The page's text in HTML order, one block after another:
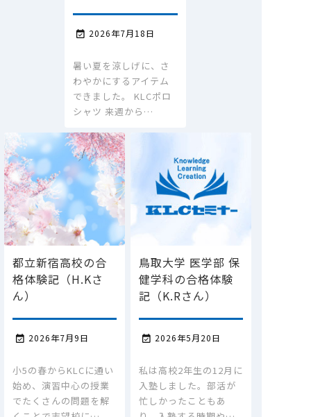
 2026年7月18日
暑い夏を涼しげに、さ
わやかにするアイテム
できました。 KLCポロ
シャツ 来週から…
都立新宿高校の合
格体験記（H.Kさ
ん）
 2026年7月9日
小5の春からKLCに通い
始め、演習中心の授業
でたくさんの問題を解
鳥取大学 医学部 保
健学科の合格体験
記（K.Rさん）
 2026年5月20日
私は高校2年生の12月に
入塾しました。部活が
忙しかったこともあ